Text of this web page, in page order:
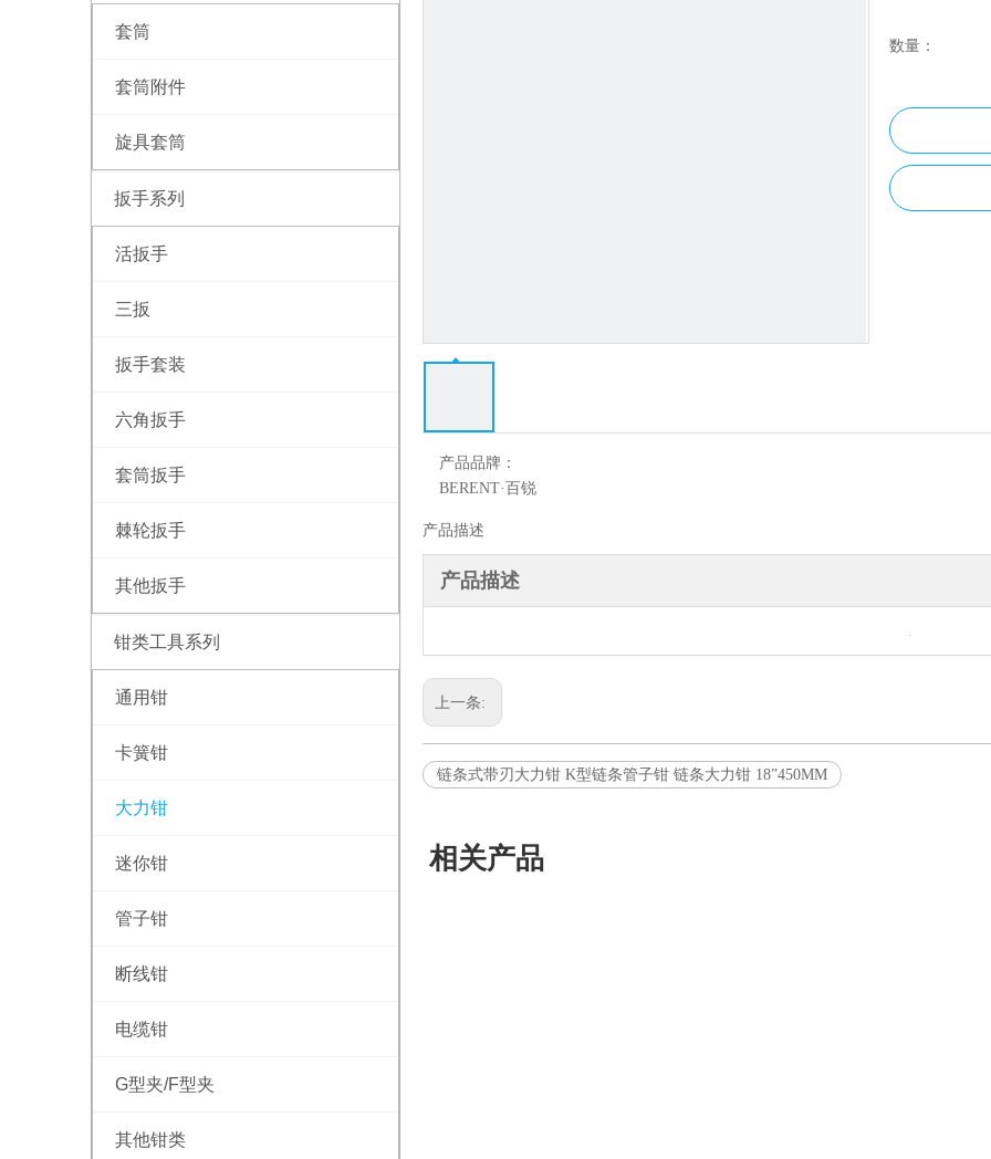
套筒
套筒附件
旋具套筒
扳手系列
活扳手
三扳
扳手套装
六角扳手
套筒扳手
棘轮扳手
其他扳手
钳类工具系列
通用钳
卡簧钳
大力钳
迷你钳
管子钳
断线钳
电缆钳
G型夹/F型夹
其他钳类
数量：
产品品牌：
BERENT·百锐
产品描述
产品描述
上一条:
链条式带刃大力钳 K型链条管子钳 链条大力钳 18”450MM
相关产品